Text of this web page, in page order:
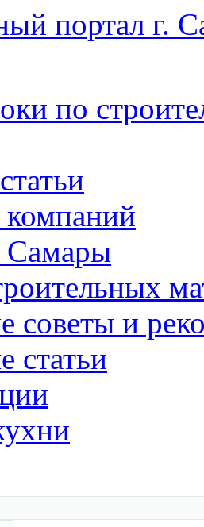
портал г.
по
Самары
советы и
статьи